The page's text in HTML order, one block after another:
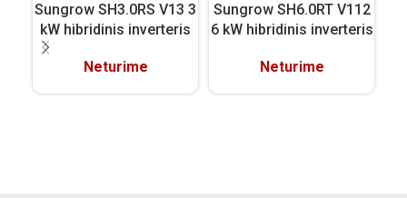
Sungrow SH3.0RS V13 3
kW hibridinis inverteris
Neturime
Sungrow SH6.0RT V112
6 kW hibridinis inverteris
Neturime